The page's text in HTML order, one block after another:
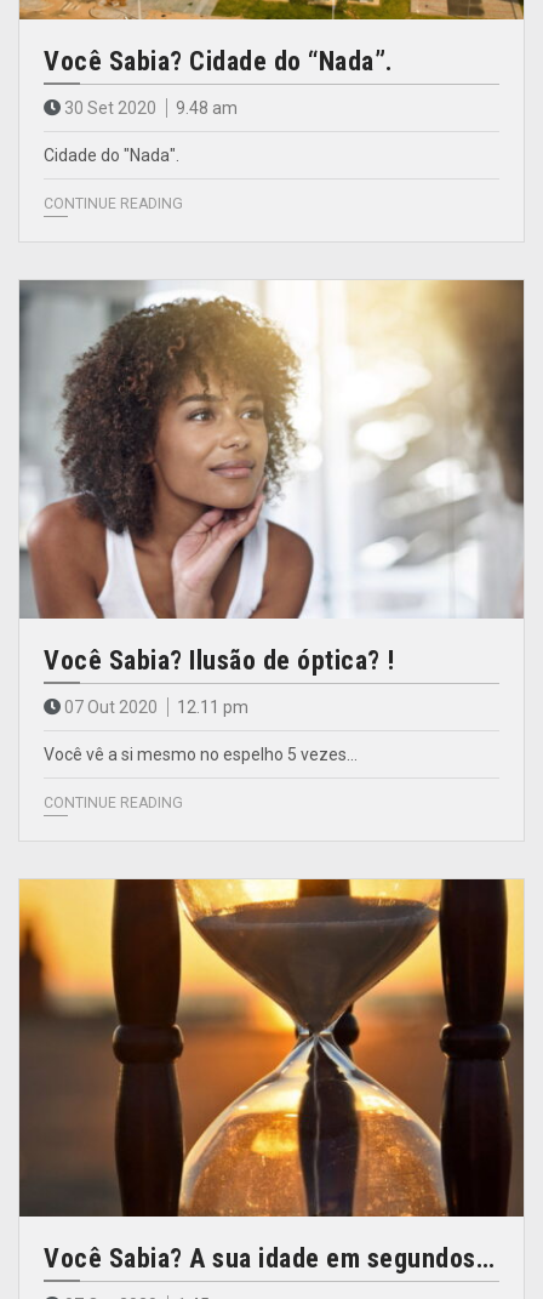
Você Sabia? Cidade do “Nada”.
30 Set 2020 9.48 am
Cidade do "Nada".
CONTINUE READING
Você Sabia? Ilusão de óptica? !
07 Out 2020 12.11 pm
Você vê a si mesmo no espelho 5 vezes…
CONTINUE READING
Você Sabia? A sua idade em segundos…